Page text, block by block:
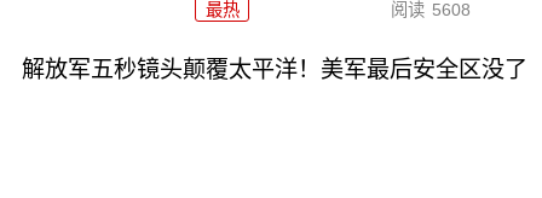
最热 阅读 5608
解放军五秒镜头颠覆太平洋！美军最后安全区没了